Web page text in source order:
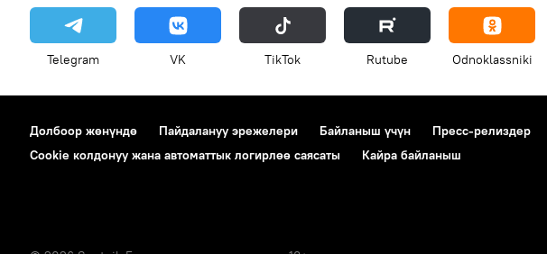
Telegram VK ТikТоk Rutube Odnoklassniki
Долбоор жөнүндө Пайдалануу эрежелери Байланыш үчүн Пресс-релиздер
Cookie колдонуу жана автоматтык логирлөө саясаты
Кайра байланыш